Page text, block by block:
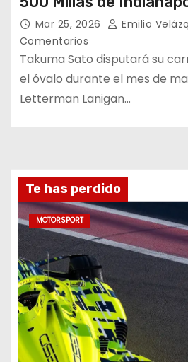
Mar 25, 2026 Emilio
Comentarios
Takuma Sato disputará su
el óvalo durante el mes de
Letterman Lanigan…
Te has perdido
MOTORSPORT